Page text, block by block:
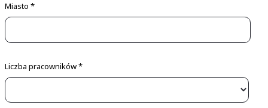
Miasto *
Liczba pracowników *